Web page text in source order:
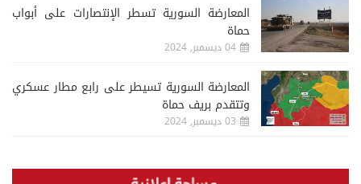
المعارضة السورية تسطر الإنتصارات على أبواب
حماة
04 ديسمبر, 2024
المعارضة السورية تسيطر على رابع مطار عسكري
وتتقدم بريف حماة
03 ديسمبر, 2024